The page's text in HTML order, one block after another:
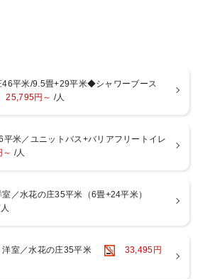
もご利用可能
ト名物～夜の小腹の空いた時間に「夜鳴きそ
ンディーをご用意
ル」セットをご用意
ご用意。お好きなお花をお部屋にお持ちくだ
アル！スマートTVの導入やベッドサイドに
客室が登場！大浴場に行かなくても箱根の源
す。
」が全席ソファテーブル席に！着座するまで
えました。
小涌谷温泉水の音～
？！
るお二人へ
46平米/9.5畳+29平米◆シャワーブース
25,795円～ /人
平米／ユニットバス+バリアフリートイレ
/人
室／水花の庄35平米（6畳+24平米）
洋室／水花の庄35平米
33,495円